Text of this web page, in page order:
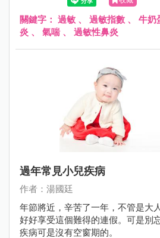
關鍵字： 過敏 、 過敏指數 、 牛奶
炎 、 氣喘、 過敏性鼻炎
過年常見小兒疾病
作者：湯國廷
年節將近，辛苦了一年，不管是大
好好享受這個難得的連假。可是別
疾病可是沒有空窗期的。